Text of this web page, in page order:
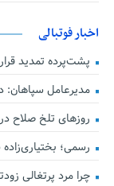
اخبار فوتبالی
پشت‌پرده تمدید
مدیرعامل سپاهان:
روزهای تلخ صلاح
رسمی؛
چرا مرد پرتغالی